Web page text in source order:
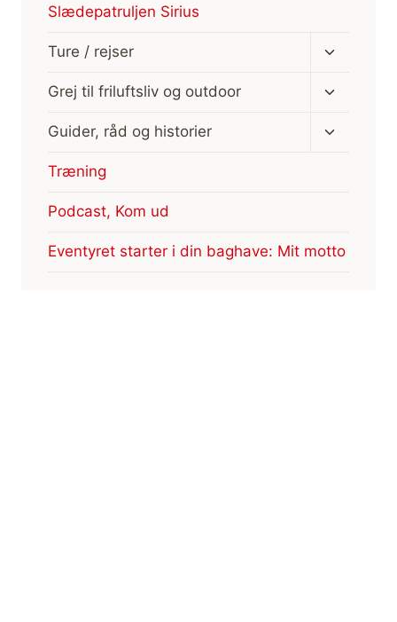
Slædepatruljen Sirius
Ture / rejser
Skift
Grej til friluftsliv og outdoor
Skift
Guider, råd og historier
Skift
Træning
Podcast, Kom ud
Eventyret starter i din baghave: Mit motto